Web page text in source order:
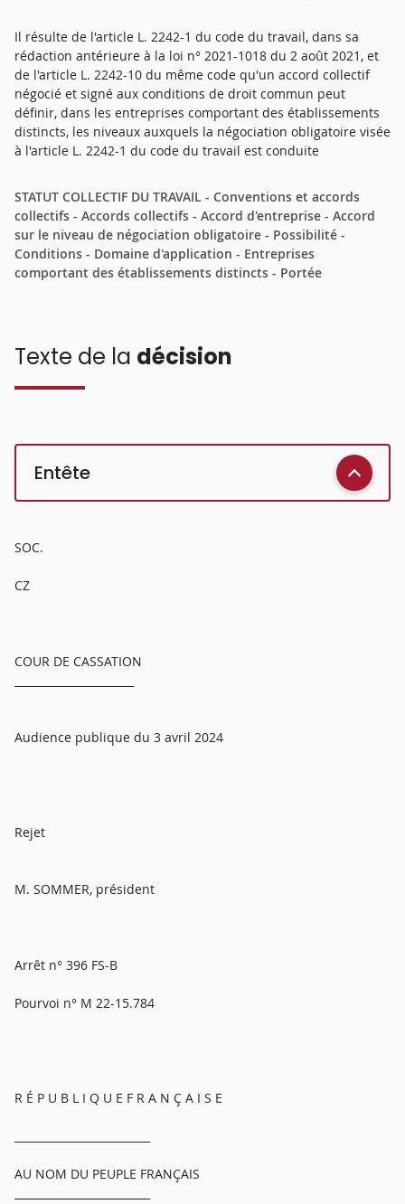
Il résulte de l'article L. 2242-1 du code du travail, dans sa
rédaction antérieure à la loi n° 2021-1018 du 2 août 2021, et
de l'article L. 2242-10 du même code qu'un accord collectif
négocié et signé aux conditions de droit commun peut
définir, dans les entreprises comportant des établissements
distincts, les niveaux auxquels la négociation obligatoire visée
à l'article L. 2242-1 du code du travail est conduite
STATUT COLLECTIF DU TRAVAIL - Conventions et accords
collectifs - Accords collectifs - Accord d'entreprise - Accord
sur le niveau de négociation obligatoire - Possibilité -
Conditions - Domaine d'application - Entreprises
comportant des établissements distincts - Portée
Texte de la décision
Entête
SOC.
CZ
COUR DE CASSATION
Audience publique du 3 avril 2024
Rejet
M. SOMMER, président
Arrêt n° 396 FS-B
Pourvoi n° M 22-15.784
R É P U B L I Q U E F R A N Ç A I S E
AU NOM DU PEUPLE FRANÇAIS